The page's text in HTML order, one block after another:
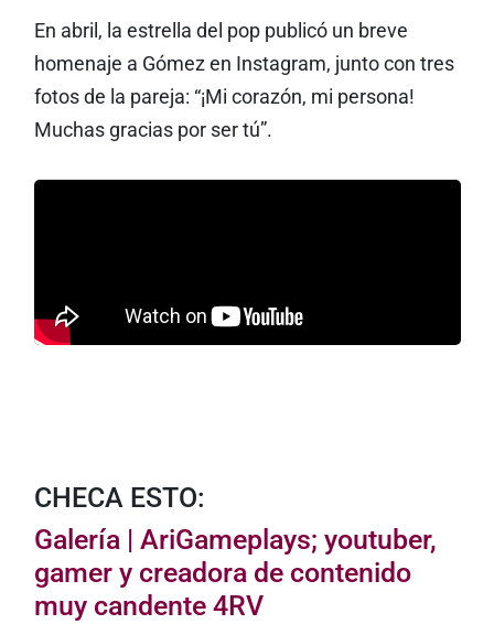
En abril, la estrella del pop publicó un breve
homenaje a Gómez en Instagram, junto con tres
fotos de la pareja: “¡Mi corazón, mi persona!
Muchas gracias por ser tú”.
CHECA ESTO:
Galería | AriGameplays; youtuber,
gamer y creadora de contenido
muy candente 4RV